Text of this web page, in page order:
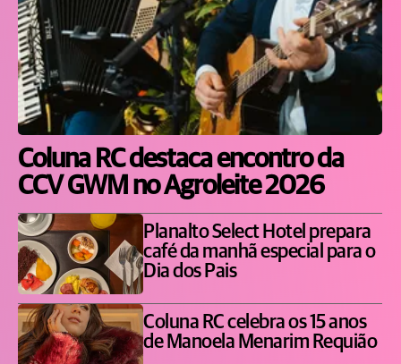
Coluna RC destaca encontro da
CCV GWM no Agroleite 2026
Planalto Select Hotel prepara
café da manhã especial para o
Dia dos Pais
Coluna RC celebra os 15 anos
de Manoela Menarim Requião